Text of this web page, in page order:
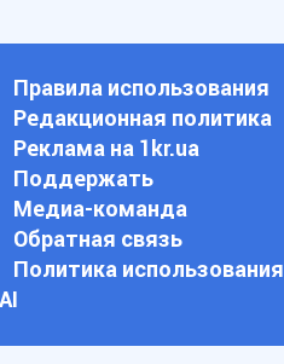
Правила использования
Редакционная политика
Реклама на 1kr.ua
Поддержать
Медиа-команда
Обратная связь
Политика использования
АI